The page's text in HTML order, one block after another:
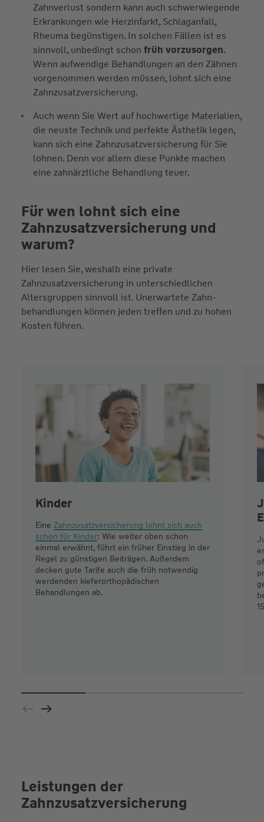
Zahnverlust sondern kann auch schwerwiegende
Erkrankungen wie Herzinfarkt, Schlaganfall,
Rheuma begünstigen. In solchen Fällen ist es
sinnvoll, unbedingt schon früh vorzusorgen.
Wenn aufwendige Behandlungen an den Zähnen
vorgenommen werden müssen, lohnt sich eine
Zahnzusatzversicherung.
Auch wenn Sie Wert auf hochwertige Materialien,
die neuste Technik und perfekte Ästhetik legen,
kann sich eine Zahnzusatzversicherung für Sie
lohnen. Denn vor allem diese Punkte machen
eine zahnärztliche Behandlung teuer.
Für wen lohnt sich eine
Zahnzusatzversicherung und
warum?
Hier lesen Sie, weshalb eine private
Zahnzusatzversicherung in unterschiedlichen
Altersgruppen sinnvoll ist. Unerwartete Zahn­
behandlungen können jeden treffen und zu hohen
Kosten führen.
Kinder
Eine Zahnzusatzversicherung lohnt sich auch
schon für Kinder: Wie weiter oben schon
einmal erwähnt, führt ein früher Einstieg in der
Regel zu günstigen Beiträgen. Außerdem
decken gute Tarife auch die früh notwendig
werdenden kieferorthopädischen
Behandlungen ab.
Leistungen der
Zahnzusatzversicherung